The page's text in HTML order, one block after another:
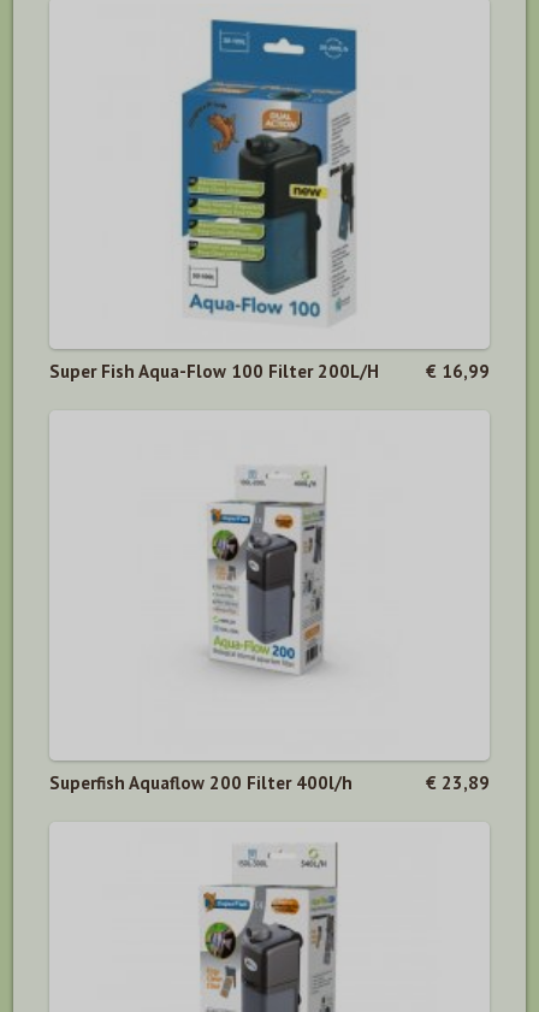
Super Fish Aqua-Flow 100 Filter 200L/H € 16,99
Superfish Aquaflow 200 Filter 400l/h € 23,89